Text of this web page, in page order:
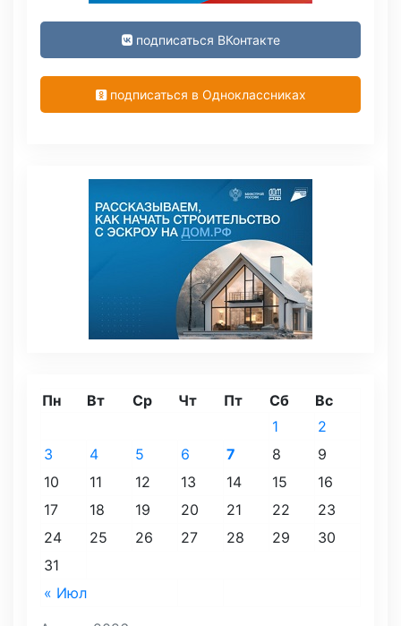
подписаться ВКонтакте
подписаться в Одноклассниках
Пн Вт Ср Чт Пт Сб Вс
« Июл
1
2
3
4 5 6 7 8
9
10
11 12 13 14 15
16
17
18 19 20 21 22
23
24
25 26 27 28 29
30
31